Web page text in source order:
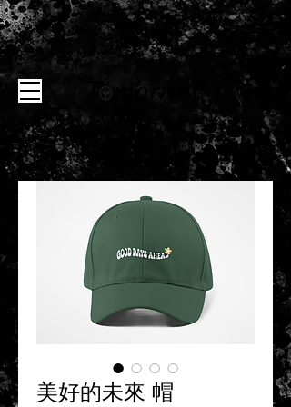
美好的未來 帽